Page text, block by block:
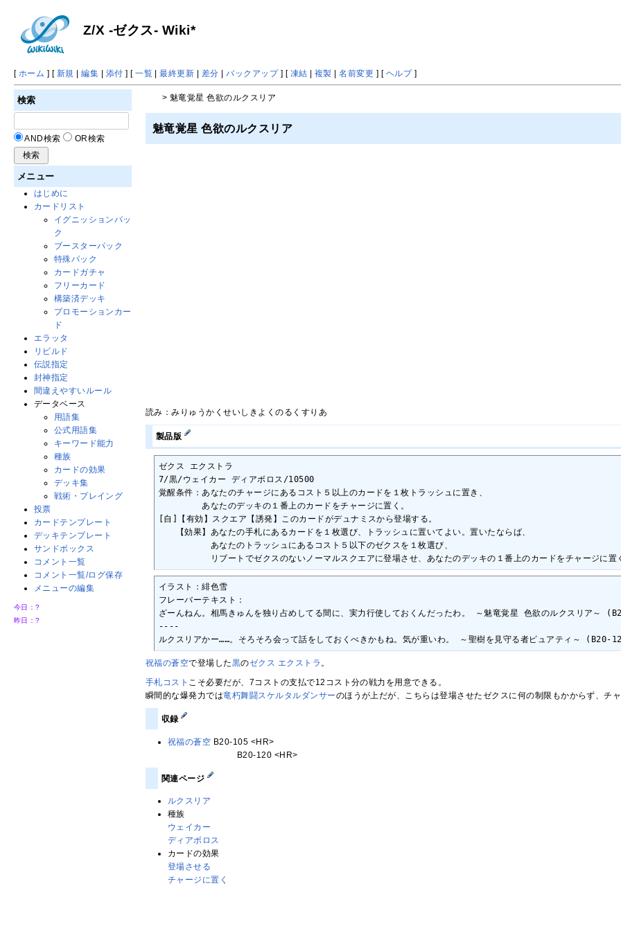
Z/X -ゼクス- Wiki*
[ ホーム ] [ 新規 |編集 | 添付 ] [一覧 |最終更新 | 差分 |バックアップ] [ 凍結 | 複製 |名前変更 ] [ ヘルプ]
> 魅竜覚星 色欲のルクスリア
魅竜覚星 色欲のルクスリア
読み：みりゅうかくせいしきよくのるくすりあ
製品版
ゼクス エクストラ
7/黒/ウェイカー ディアボロス/10500
覚醒条件：あなたのチャージにあるコスト５以上のカードを１枚トラッシュに置き、
あなたのデッキの１番上のカードをチャージに置く。
[自]【有効】スクエア【誘発】このカードがデュナミスから登場する。
【効果】あなたの手札にあるカードを１枚選び、トラッシュに置いてよい。置いたならば、
あなたのトラッシュにあるコスト５以下のゼクスを１枚選び、
リブートでゼクスのないノーマルスクエアに登場させ、あなたのデッキの１番上のカードをチャージに置
イラスト：緋色雪
フレーバーテキスト：
ざーんねん。相馬きゅんを独り占めしてる間に、実力行使しておくんだったわ。 ～魅竜覚星 色欲のルクスリア～
----
ルクスリアかー……。そろそろ会って話をしておくべきかもね。気が重いわ。 ～聖樹を見守る者ピュアティ～ (B20-
祝福の蒼空で登場した黒のゼクス エクストラ 。
手札コスト こそ必要だが、7コストの支払で12コスト分の戦力を用意できる。
瞬間的な爆発力では竜朽舞闘スケルタルダンサーのほうが上だが、こちらは登場させたゼクスに何の制限もかからず、チ
収録
祝福の蒼空 B20-105 <HR>
B20-120 <HR>
関連ページ
ルクスリア
種族
ウェイカー
ディアボロス
カードの効果
登場させる
チャージに置く
検索
AND検索 OR検索
メニュー
はじめに
カードリスト
イグニッションパッ
ク
ブースターパック
特殊パック
カードガチャ
フリーカード
構築済デッキ
プロモーションカー
ド
エラッタ
リビルド
伝説指定
封神指定
間違えやすいルール
データベース
用語集
公式用語集
キーワード能力
種族
カードの効果
デッキ集
戦術・プレイング
投票
カードテンプレート
デッキテンプレート
サンドボックス
コメント一覧
コメント一覧/ログ保存
メニューの編集
今日：?
昨日：?